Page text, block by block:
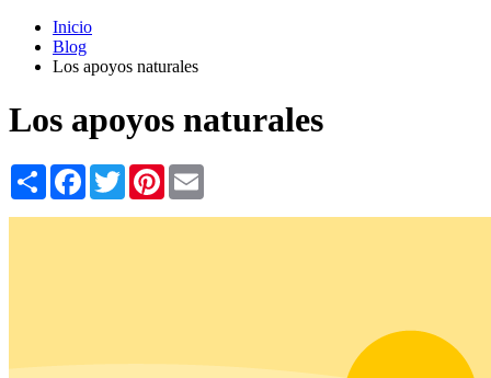
Inicio
Blog
Los apoyos naturales
Los apoyos naturales
Share Facebook
TwitterPinterest